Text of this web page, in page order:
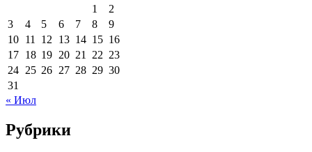
1
2
3
4 5 6 7 8
9
10 11 12 13 14 15 16
17 18 19 20 21 22 23
24 25 26 27 28 29 30
31
« Июл
Рубрики